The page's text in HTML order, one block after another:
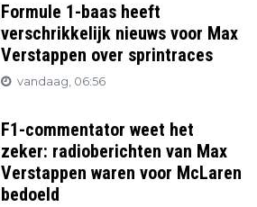
Formule 1-baas heeft
verschrikkelijk nieuws voor Max
Verstappen over sprintraces
vandaag, 06:56
F1-commentator weet het
zeker: radioberichten van Max
Verstappen waren voor McLaren
bedoeld